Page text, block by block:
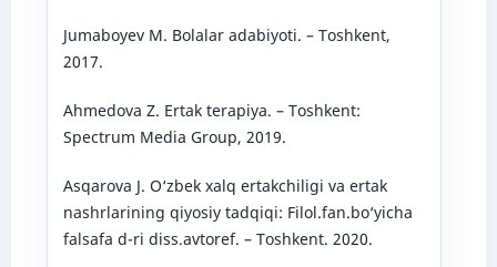
Jumаboyev M. Bolаlаr аdаbiyoti. – Toshkent,
2017.
Аhmedovа Z. Ertаk terаpiyа. – Toshkent:
Spectrum Mediа Group, 2019.
Asqarova J. O‘zbek xalq ertakchiligi va ertak
nashrlarining qiyosiy tadqiqi: Filol.fan.bo‘yicha
falsafa d-ri diss.avtoref. – Toshkent. 2020.